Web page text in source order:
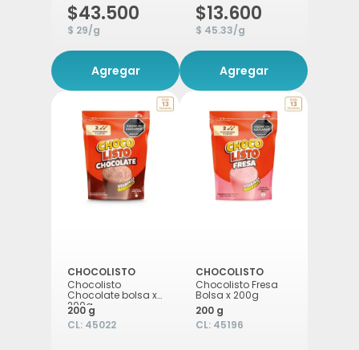
$43.500
$ 29/g
Agregar
$13.600
$ 45.33/g
Agregar
CHOCOLISTO
Chocolisto
Chocolate bolsa x
200g
200 g
CL: 45022
CHOCOLISTO
Chocolisto Fresa
Bolsa x 200g
200 g
CL: 45196